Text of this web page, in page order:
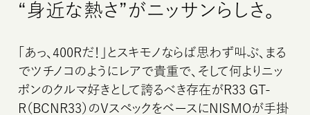
“身近な熱さ”がニッサンらしさ。
「あっ、400Rだ！」とスキモノならば思わず叫ぶ、まる
でツチノコのようにレアで貴重で、そして何よりニッ
ポンのクルマ好きとして誇るべき存在がR33 GT-
R（BCNR33）のVスペックをベースにNISMOが手掛